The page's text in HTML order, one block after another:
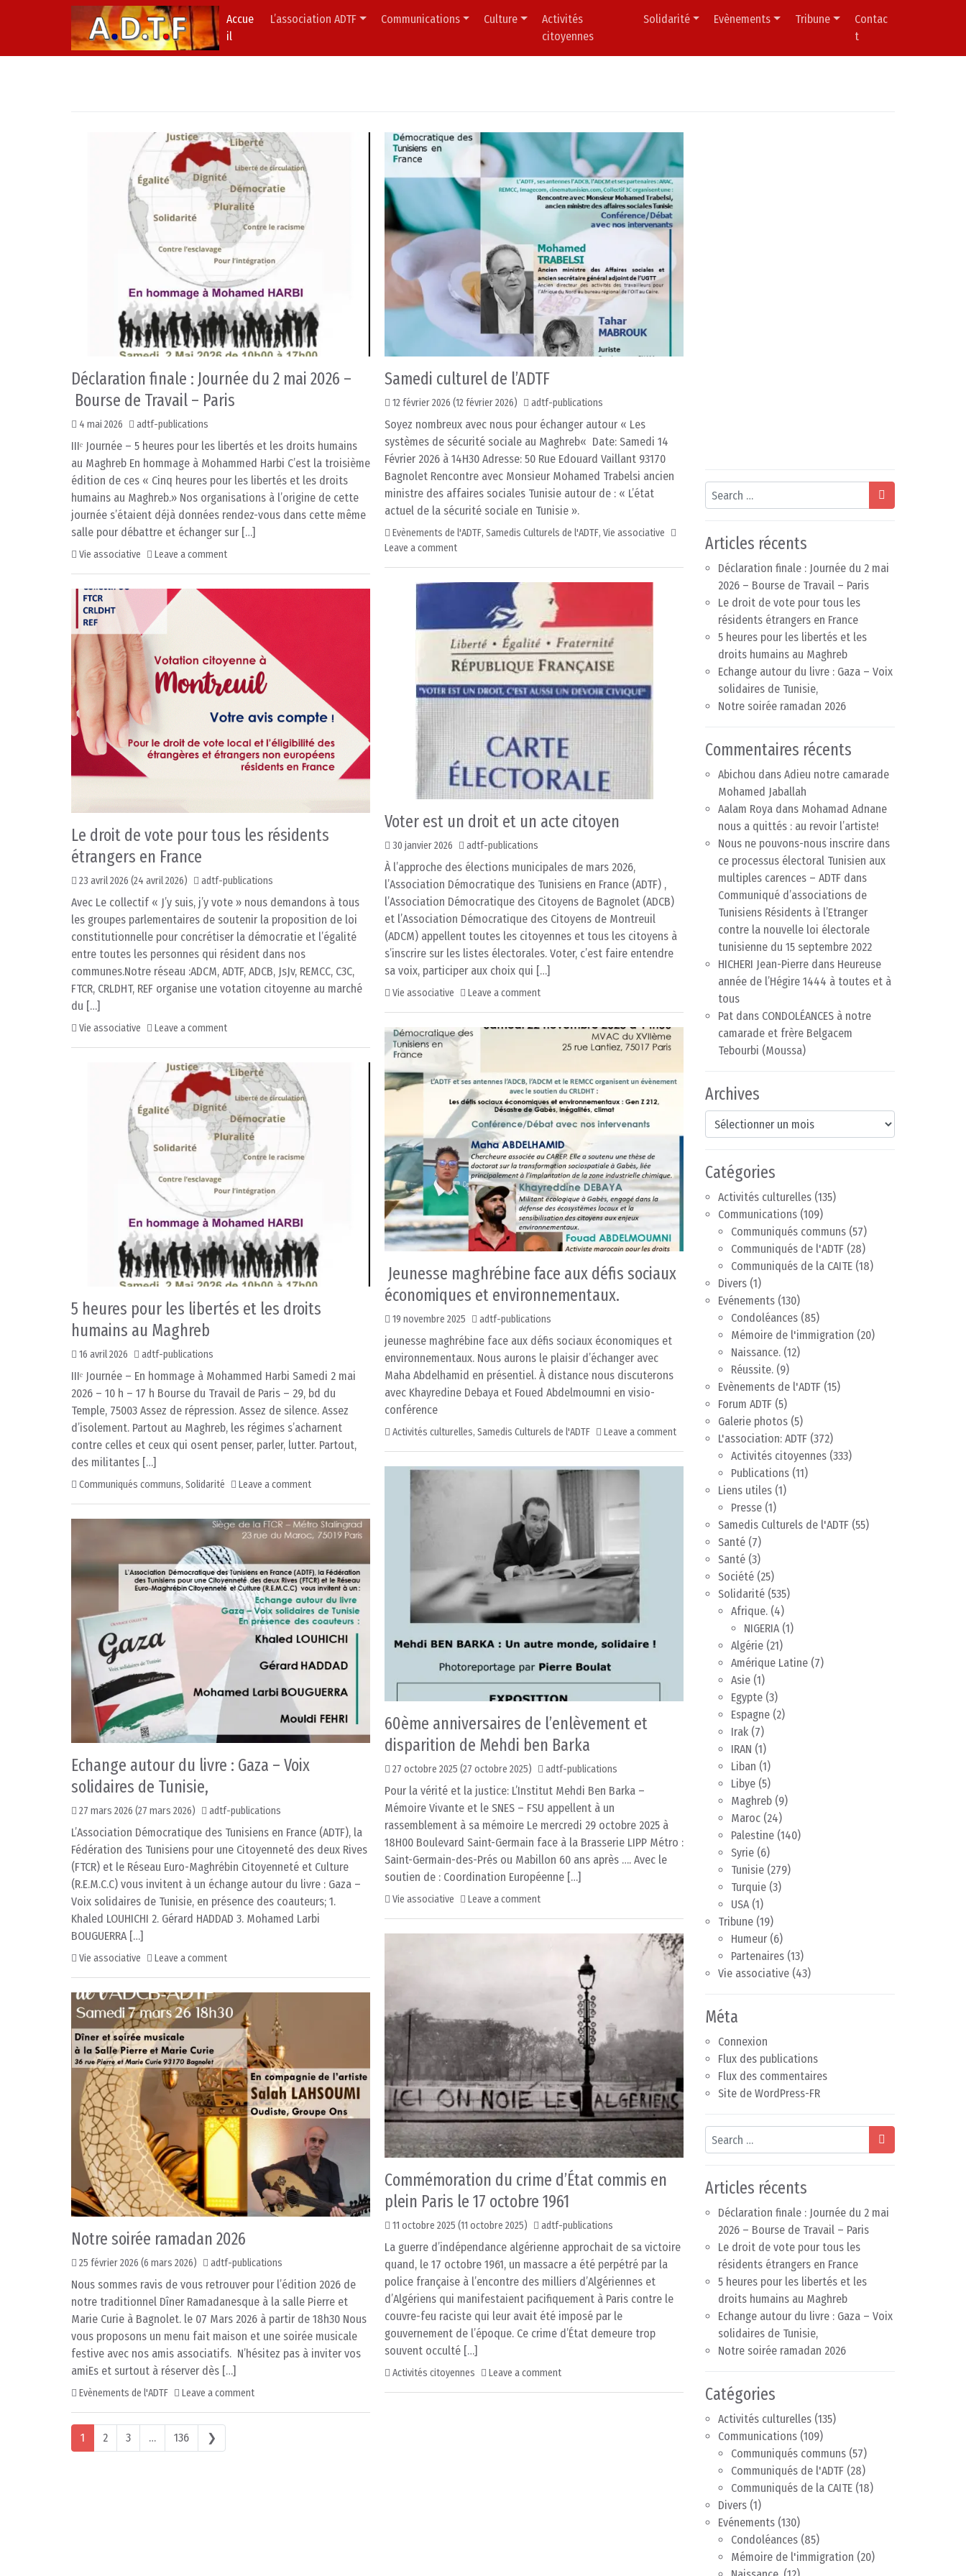
Skip to content
Main Navigation
Accue
il
L’association ADTF Communications Culture
Activités
citoyennes
Solidarité Evènements Tribune
Contac
t
Déclaration finale : Journée du 2 mai 2026 –
Bourse de Travail – Paris
4 mai 2026 adtf-publications
IIIᵉ Journée – 5 heures pour les libertés et les droits humains
au Maghreb En hommage à Mohammed Harbi C’est la troisième
édition de ces « Cinq heures pour les libertés et les droits
humains au Maghreb.» Nos organisations à l’origine de cette
journée s’étaient déjà données rendez-vous dans cette même
salle pour débattre et échanger sur […]
Vie associative Leave a comment
Le droit de vote pour tous les résidents
étrangers en France
23 avril 2026 (24 avril 2026) adtf-publications
Avec Le collectif « J’y suis, j’y vote » nous demandons à tous
les groupes parlementaires de soutenir la proposition de loi
constitutionnelle pour concrétiser la démocratie et l’égalité
entre toutes les personnes qui résident dans nos
communes.Notre réseau :ADCM, ADTF, ADCB, JsJv, REMCC, C3C,
FTCR, CRLDHT, REF organise une votation citoyenne au marché
du […]
Vie associative Leave a comment
5 heures pour les libertés et les droits
humains au Maghreb
16 avril 2026 adtf-publications
IIIᵉ Journée – En hommage à Mohammed Harbi Samedi 2 mai
2026 – 10 h – 17 h Bourse du Travail de Paris – 29, bd du
Temple, 75003 Assez de répression. Assez de silence. Assez
d’isolement. Partout au Maghreb, les régimes s’acharnent
contre celles et ceux qui osent penser, parler, lutter. Partout,
des militantes […]
Communiqués communs, Solidarité Leave a comment
Echange autour du livre : Gaza – Voix
solidaires de Tunisie,
27 mars 2026 (27 mars 2026) adtf-publications
L’Association Démocratique des Tunisiens en France (ADTF), la
Fédération des Tunisiens pour une Citoyenneté des deux Rives
(FTCR) et le Réseau Euro-Maghrébin Citoyenneté et Culture
(R.E.M.C.C) vous invitent à un échange autour du livre : Gaza –
Voix solidaires de Tunisie, en présence des coauteurs; 1.
Khaled LOUHICHI 2. Gérard HADDAD 3. Mohamed Larbi
BOUGUERRA […]
Vie associative Leave a comment
Notre soirée ramadan 2026
25 février 2026 (6 mars 2026) adtf-publications
Nous sommes ravis de vous retrouver pour l’édition 2026 de
notre traditionnel Dîner Ramadanesque à la salle Pierre et
Marie Curie à Bagnolet. le 07 Mars 2026 à partir de 18h30 Nous
vous proposons un menu fait maison et une soirée musicale
festive avec nos amis associatifs. N’hésitez pas à inviter vos
amiEs et surtout à réserver dès […]
Evènements de l'ADTF Leave a comment
Samedi culturel de l’ADTF
12 février 2026 (12 février 2026) adtf-publications
Soyez nombreux avec nous pour échanger autour « Les
systèmes de sécurité sociale au Maghreb« Date: Samedi 14
Février 2026 à 14H30 Adresse: 50 Rue Edouard Vaillant 93170
Bagnolet Rencontre avec Monsieur Mohamed Trabelsi ancien
ministre des affaires sociales Tunisie autour de : « L’état
actuel de la sécurité sociale en Tunisie ».
Evènements de l'ADTF, Samedis Culturels de l'ADTF, Vie associative
Leave a comment
Voter est un droit et un acte citoyen
30 janvier 2026 adtf-publications
À l’approche des élections municipales de mars 2026,
l’Association Démocratique des Tunisiens en France (ADTF) ,
l’Association Démocratique des Citoyens de Bagnolet (ADCB)
et l’Association Démocratique des Citoyens de Montreuil
(ADCM) appellent toutes les citoyennes et tous les citoyens à
s’inscrire sur les listes électorales. Voter, c’est faire entendre
sa voix, participer aux choix qui […]
Vie associative Leave a comment
Jeunesse maghrébine face aux défis sociaux
économiques et environnementaux.
19 novembre 2025 adtf-publications
jeunesse maghrébine face aux défis sociaux économiques et
environnementaux. Nous aurons le plaisir d’échanger avec
Maha Abdelhamid en présentiel. À distance nous discuterons
avec Khayredine Debaya et Foued Abdelmoumni en visio-
conférence
Activités culturelles, Samedis Culturels de l'ADTF Leave a comment
60ème anniversaires de l’enlèvement et
disparition de Mehdi ben Barka
27 octobre 2025 (27 octobre 2025) adtf-publications
Pour la vérité et la justice: L’Institut Mehdi Ben Barka –
Mémoire Vivante et le SNES – FSU appellent à un
rassemblement à sa mémoire Le mercredi 29 octobre 2025 à
18H00 Boulevard Saint-Germain face à la Brasserie LIPP Métro :
Saint-Germain-des-Prés ou Mabillon 60 ans après …. Avec le
soutien de : Coordination Européenne […]
Vie associative Leave a comment
Commémoration du crime d’État commis en
plein Paris le 17 octobre 1961
11 octobre 2025 (11 octobre 2025) adtf-publications
La guerre d’indépendance algérienne approchait de sa victoire
quand, le 17 octobre 1961, un massacre a été perpétré par la
police française à l’encontre des milliers d’Algériennes et
d’Algériens qui manifestaient pacifiquement à Paris contre le
couvre-feu raciste qui leur avait été imposé par le
gouvernement de l’époque. Ce crime d’État demeure trop
souvent occulté […]
Activités citoyennes Leave a comment
Posts navigation
1 2 3 … 136 ❯
Search
Articles récents
Déclaration finale : Journée du 2 mai
2026 – Bourse de Travail – Paris
Le droit de vote pour tous les
résidents étrangers en France
5 heures pour les libertés et les
droits humains au Maghreb
Echange autour du livre : Gaza – Voix
solidaires de Tunisie,
Notre soirée ramadan 2026
Commentaires récents
Abichou dans Adieu notre camarade
Mohamed Jaballah
Aalam Roya dans Mohamad Adnane
nous a quittés : au revoir l’artiste!
Nous ne pouvons-nous inscrire dans
ce processus électoral Tunisien aux
multiples carences – ADTF dans
Communiqué d’associations de
Tunisiens Résidents à l’Etranger
contre la nouvelle loi électorale
tunisienne du 15 septembre 2022
HICHERI Jean-Pierre dans Heureuse
année de l’Hégire 1444 à toutes et à
tous
Pat dans CONDOLÉANCES à notre
camarade et frère Belgacem
Tebourbi (Moussa)
Archives
Archives
Catégories
Activités culturelles (135)
Communications (109)
Communiqués communs (57)
Communiqués de l'ADTF (28)
Communiqués de la CAITE (18)
Divers (1)
Evénements (130)
Condoléances (85)
Mémoire de l'immigration (20)
Naissance. (12)
Réussite. (9)
Evènements de l'ADTF (15)
Forum ADTF (5)
Galerie photos (5)
L'association: ADTF (372)
Activités citoyennes (333)
Publications (11)
Liens utiles (1)
Presse (1)
Samedis Culturels de l'ADTF (55)
Santé (7)
Santé (3)
Société (25)
Solidarité (535)
Afrique. (4)
NIGERIA(1)
Algérie (21)
Amérique Latine (7)
Asie (1)
Egypte (3)
Espagne (2)
Irak (7)
IRAN (1)
Liban (1)
Libye (5)
Maghreb (9)
Maroc (24)
Palestine (140)
Syrie (6)
Tunisie (279)
Turquie (3)
USA(1)
Tribune (19)
Humeur (6)
Partenaires (13)
Vie associative (43)
Méta
Connexion
Flux des publications
Flux des commentaires
Site de WordPress-FR
Search
Articles récents
Déclaration finale : Journée du 2 mai
2026 – Bourse de Travail – Paris
Le droit de vote pour tous les
résidents étrangers en France
5 heures pour les libertés et les
droits humains au Maghreb
Echange autour du livre : Gaza – Voix
solidaires de Tunisie,
Notre soirée ramadan 2026
Catégories
Activités culturelles (135)
Communications (109)
Communiqués communs (57)
Communiqués de l'ADTF (28)
Communiqués de la CAITE (18)
Divers (1)
Evénements (130)
Condoléances (85)
Mémoire de l'immigration (20)